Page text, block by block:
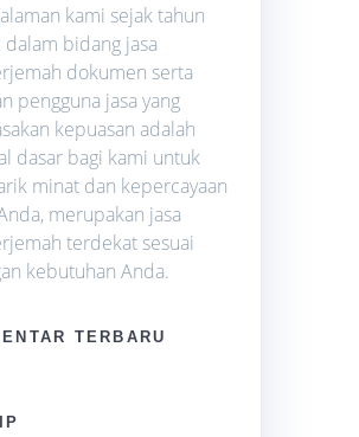
kami sejak tahun
dalam bidang jasa
dokumen serta
pengguna jasa yang
kepuasan adalah
dasar bagi kami untuk
minat dan kepercayaan
merupakan jasa
terdekat sesuai
kebutuhan Anda.
TERBARU